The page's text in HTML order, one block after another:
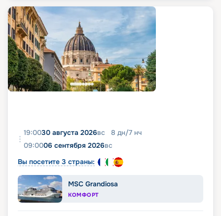
19:0030 августа 2026вс 8 дн/7 нч
09:0006 сентября 2026вс
Вы посетите 3 страны:
MSC Grandiosa
КОМФОРТ